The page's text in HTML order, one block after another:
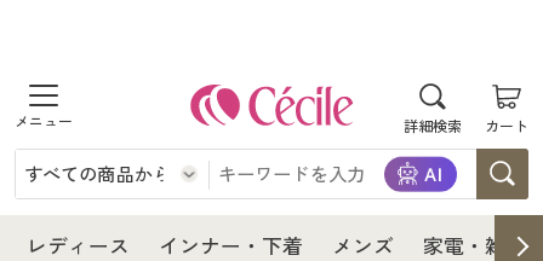
詳細検索 カート
商品を探す
レディース
インナー・下着
レディース インナー・下着 メンズ 家電・雑貨
レディース
レディース通販すべて
レディースファッション
インナー・下着
インナー・下着通販すべて
メンズ